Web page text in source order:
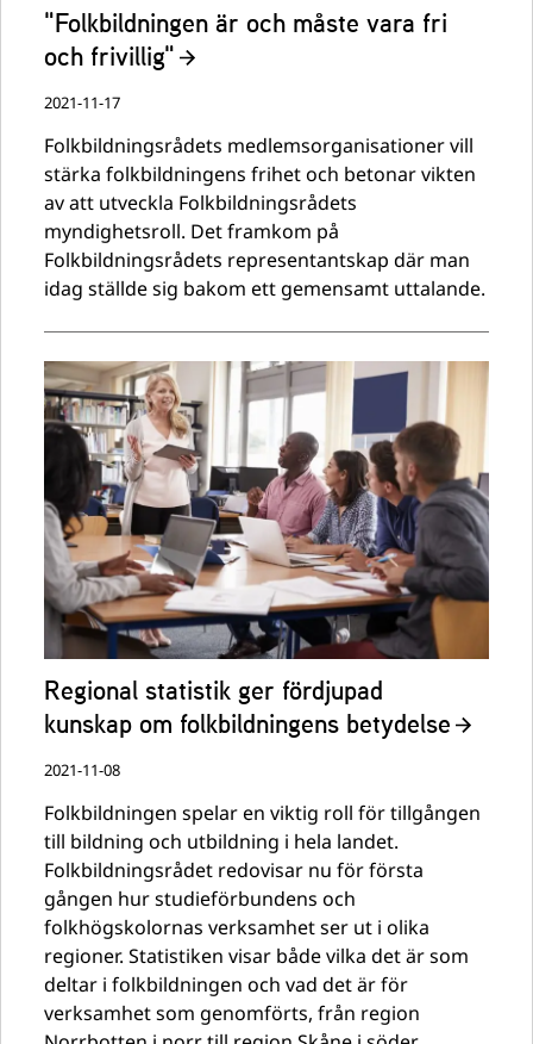
"Folkbildningen är och måste vara fri
och frivillig"
2021-11-17
Folkbildningsrådets medlemsorganisationer vill
stärka folkbildningens frihet och betonar vikten
av att utveckla Folkbildningsrådets
myndighetsroll. Det framkom på
Folkbildningsrådets representantskap där man
idag ställde sig bakom ett gemensamt uttalande.
Regional statistik ger fördjupad
kunskap om folkbildningens betydelse
2021-11-08
Folkbildningen spelar en viktig roll för tillgången
till bildning och utbildning i hela landet.
Folkbildningsrådet redovisar nu för första
gången hur studieförbundens och
folkhögskolornas verksamhet ser ut i olika
regioner. Statistiken visar både vilka det är som
deltar i folkbildningen och vad det är för
verksamhet som genomförts, från region